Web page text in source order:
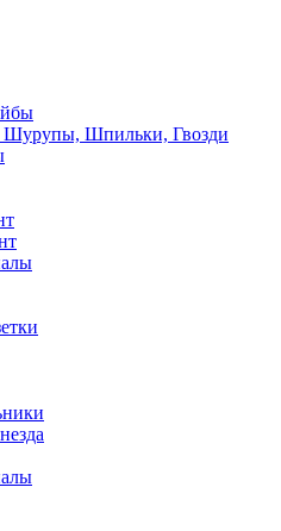
Шурупы, Шпильки, Гвозди